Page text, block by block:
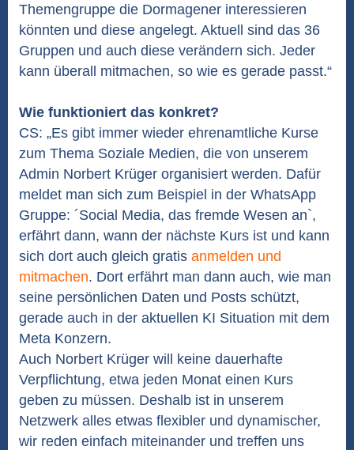
Themengruppe die Dormagener interessieren
könnten und diese angelegt. Aktuell sind das 36
Gruppen und auch diese verändern sich. Jeder
kann überall mitmachen, so wie es gerade passt.“
Wie funktioniert das konkret?
CS: „Es gibt immer wieder ehrenamtliche Kurse
zum Thema Soziale Medien, die von unserem
Admin Norbert Krüger organisiert werden. Dafür
meldet man sich zum Beispiel in der WhatsApp
Gruppe: ´Social Media, das fremde Wesen an`,
erfährt dann, wann der nächste Kurs ist und kann
sich dort auch gleich gratis anmelden und
mitmachen. Dort erfährt man dann auch, wie man
seine persönlichen Daten und Posts schützt,
gerade auch in der aktuellen KI Situation mit dem
Meta Konzern.
Auch Norbert Krüger will keine dauerhafte
Verpflichtung, etwa jeden Monat einen Kurs
geben zu müssen. Deshalb ist in unserem
Netzwerk alles etwas flexibler und dynamischer,
wir reden einfach miteinander und treffen uns